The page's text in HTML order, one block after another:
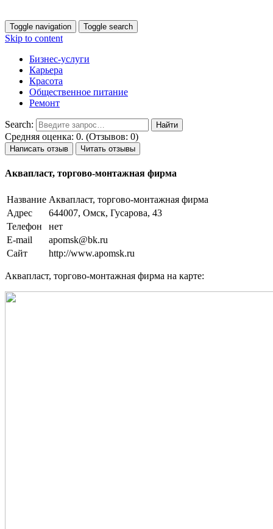
Toggle navigation Toggle search
Skip to content
Бизнес-услуги
Карьера
Красота
Общественное питание
Ремонт
Search:
Средняя оценка: 0. (Отзывов: 0)
Написать отзыв Читать отзывы
Аквапласт, торгово-монтажная фирма
Название Аквапласт, торгово-монтажная фирма
Адрес
644007, Омск, Гусарова, 43
Телефон
нет
E-mail
apomsk@bk.ru
Сайт
http://www.apomsk.ru
Аквапласт, торгово-монтажная фирма на карте: